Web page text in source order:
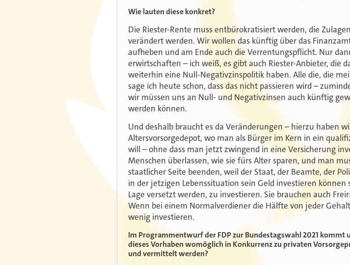
Wie lauten diese konkret?
Die Riester-Rente muss entbürokratisiert werden, die
verändert werden. Wir wollen das künftig über das
aufheben und am Ende auch die Verrentungspflicht. Nur
erwirtschaften – ich weiß, es gibt auch Riester-Anbieter, die
weiterhin eine Null-Negativzinspolitik haben. Alle die, die
sage ich heute schon, dass das nicht passieren wird –
wir müssen uns an Null- und Negativzinsen auch künftig
werden können.
Und deshalb braucht es da Veränderungen – hierzu haben
Altersvorsorgedepot, wo man als Bürger im Kern in ein
will – ohne dass man jetzt zwingend in eine Versicherung
Menschen überlassen, wie sie fürs Alter sparen, und man
staatlicher Seite beenden, weil der Staat, der Beamte, der
in der jetzigen Lebenssituation sein Geld investieren
Lage versetzt werden, zu investieren. Sie brauchen auch
Wenn bei einem Normalverdiener die Hälfte von jeder
wenig investieren.
Im Programmentwurf der FDP zur Bundestagswahl 2021
dieses Vorhaben womöglich in Konkurrenz zu privaten
und vermittelt werden?